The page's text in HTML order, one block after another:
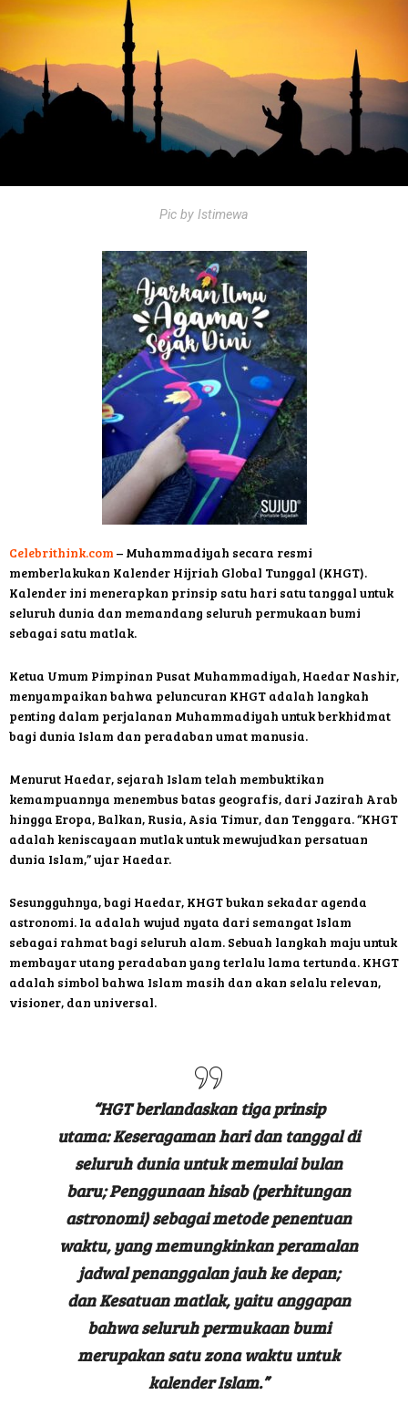
Pic by Istimewa
Celebrithink.com – Muhammadiyah secara resmi
memberlakukan Kalender Hijriah Global Tunggal (KHGT).
Kalender ini menerapkan prinsip satu hari satu tanggal untuk
seluruh dunia dan memandang seluruh permukaan bumi
sebagai satu matlak.
Ketua Umum Pimpinan Pusat Muhammadiyah, Haedar Nashir,
menyampaikan bahwa peluncuran KHGT adalah langkah
penting dalam perjalanan Muhammadiyah untuk berkhidmat
bagi dunia Islam dan peradaban umat manusia.
Menurut Haedar, sejarah Islam telah membuktikan
kemampuannya menembus batas geografis, dari Jazirah Arab
hingga Eropa, Balkan, Rusia, Asia Timur, dan Tenggara. “KHGT
adalah keniscayaan mutlak untuk mewujudkan persatuan
dunia Islam,” ujar Haedar.
Sesungguhnya, bagi Haedar, KHGT bukan sekadar agenda
astronomi. Ia adalah wujud nyata dari semangat Islam
sebagai rahmat bagi seluruh alam. Sebuah langkah maju untuk
membayar utang peradaban yang terlalu lama tertunda. KHGT
adalah simbol bahwa Islam masih dan akan selalu relevan,
visioner, dan universal.
“HGT berlandaskan tiga prinsip
utama:Keseragaman hari dan tanggaldi
seluruh dunia untuk memulai bulan
baru;Penggunaan hisab(perhitungan
astronomi) sebagai metode penentuan
waktu, yang memungkinkan peramalan
jadwal penanggalan jauh ke depan;
danKesatuan matlak, yaitu anggapan
bahwa seluruh permukaan bumi
merupakan satu zona waktu untuk
kalender Islam.”